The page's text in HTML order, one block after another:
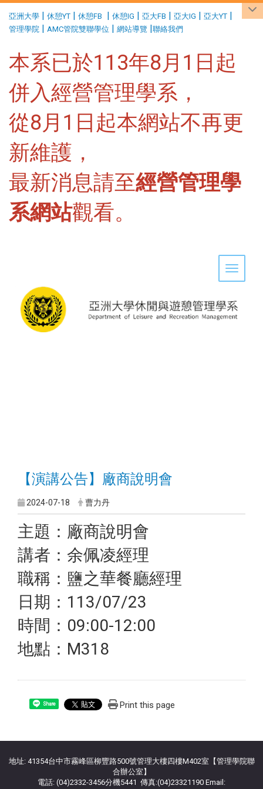
亞洲大學 | 休憩YT | 休憩FB | 休憩IG | 亞大FB | 亞大IG | 亞大YT |
管理學院 | AMC管院雙聯學位 | 網站導覽 |聯絡我們
本系已於113年8月1日起
併入經營管理學系，
從8月1日起本網站不再更
新維護，
最新消息請至經營管理學
系網站觀看。
Toggle
【演講公告】廠商說明會
2024-07-18 曹力丹
主題：廠商說明會
講者：余佩凌經理
職稱：鹽之華餐廳經理
日期：113/07/23
時間：09:00-12:00
地點：M318
Share Print this page
地址: 41354台中市霧峰區柳豐路500號管理大樓四樓M402室【管理學院聯
合辦公室】
電話: (04)2332-3456分機5441 傳真:(04)23321190 Email: